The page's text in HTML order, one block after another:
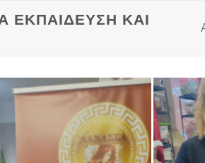
ΕΚΠΑΊΔΕΥΣΗ ΚΑΙ